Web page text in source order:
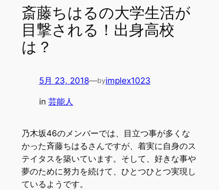
斎藤ちはるの大学生活が
目撃される！出身高校
は？
5月 23, 2018—byimplex1023
in 芸能人
乃木坂46のメンバーでは、目立つ事が多くな
かった斉藤ちはるさんですが、着実に自身のス
テイタスを築いています。そして、好きな事や
夢のために努力を続けて、ひとつひとつ実現し
ているようです。